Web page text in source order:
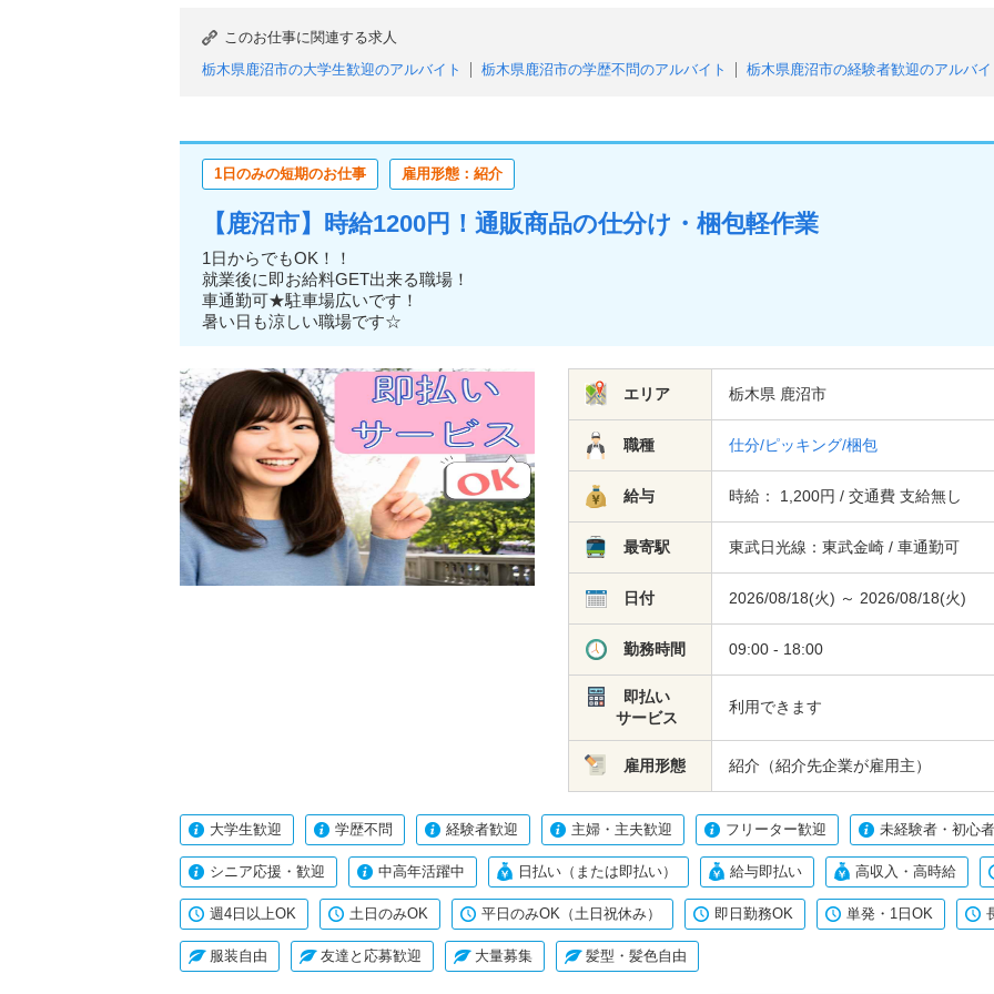
このお仕事に関連する求人
栃木県鹿沼市の大学生歓迎のアルバイト
栃木県鹿沼市の学歴不問のアルバイト
栃木県鹿沼市の経験者歓迎のアルバイ
栃木県鹿沼市の日払い（または即払い）のアルバイト
栃木県鹿沼市の給与即払いのアルバイト
栃木県鹿沼市の高収
栃木県鹿沼市の週1日からOKのアルバイト
栃木県鹿沼市の週2、3日からOKのアルバイト
栃木県鹿沼市の単発・1日OKのアルバイト
栃木県鹿沼市の長期歓迎のアルバイト
栃木県鹿沼市の駅チカ・駅ナカのア
栃木県鹿沼市の服装自由のアルバイト
栃木県鹿沼市の髪型・髪色自由のアルバイト
1日のみの短期のお仕事 雇用形態：紹介
【鹿沼市】時給1200円！通販商品の仕分け・梱包軽作業
1日からでもOK！！
就業後に即お給料GET出来る職場！
車通勤可★駐車場広いです！
暑い日も涼しい職場です☆
エリア 栃木県 鹿沼市
職種 仕分/ピッキング/梱包
給与 時給： 1,200円 / 交通費 支給無し
最寄駅 東武日光線：東武金崎 / 車通勤可
日付 2026/08/18(火) ～ 2026/08/18(火)
勤務時間 09:00 - 18:00
即払い
サービス
利用できます
雇用形態 紹介（紹介先企業が雇用主）
大学生歓迎 学歴不問 経験者歓迎 主婦・主夫歓迎 フリーター歓迎 未経験者・初心
シニア応援・歓迎 中高年活躍中 日払い（または即払い） 給与即払い 高収入・高時給
週4日以上OK 土日のみOK 平日のみOK（土日祝休み） 即日勤務OK 単発・1日OK
服装自由 友達と応募歓迎 大量募集 髪型・髪色自由